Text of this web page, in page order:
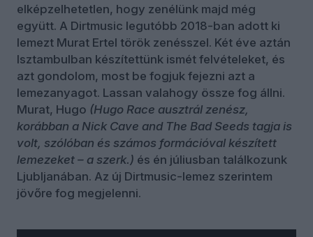
elképzelhetetlen, hogy zenélünk majd még
együtt. A Dirtmusic legutóbb 2018-ban adott ki
lemezt Murat Ertel török zenésszel. Két éve aztán
Isztambulban készítettünk ismét felvételeket, és
azt gondolom, most be fogjuk fejezni azt a
lemezanyagot. Lassan valahogy össze fog állni.
Murat, Hugo (Hugo Race ausztrál zenész,
korábban a Nick Cave and The Bad Seeds tagja is
volt, szólóban és számos formációval készített
lemezeket – a szerk.) és én júliusban találkozunk
Ljubljanában. Az új Dirtmusic-lemez szerintem
jövőre fog megjelenni.